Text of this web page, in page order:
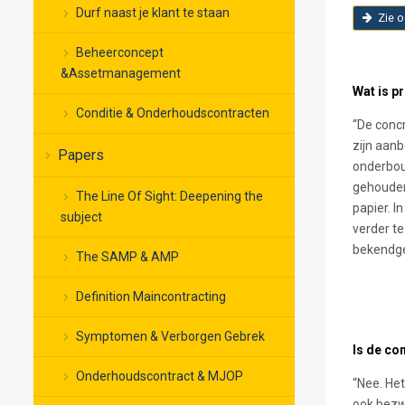
Durf naast je klant te staan
Beheerconcept
&Assetmanagement
Conditie & Onderhoudscontracten
Papers
The Line Of Sight: Deepening the
subject
The SAMP & AMP
Definition Maincontracting
Symptomen & Verborgen Gebrek
Onderhoudscontract & MJOP
Zie
Wat is
“De
zijn
papier.
verder
Is de
“Nee.